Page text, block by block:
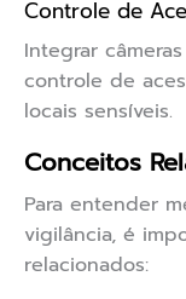
Controle de
Integrar
controle de
locais sensíveis.
Conceitos
Para entender
vigilância, é
relacionados: